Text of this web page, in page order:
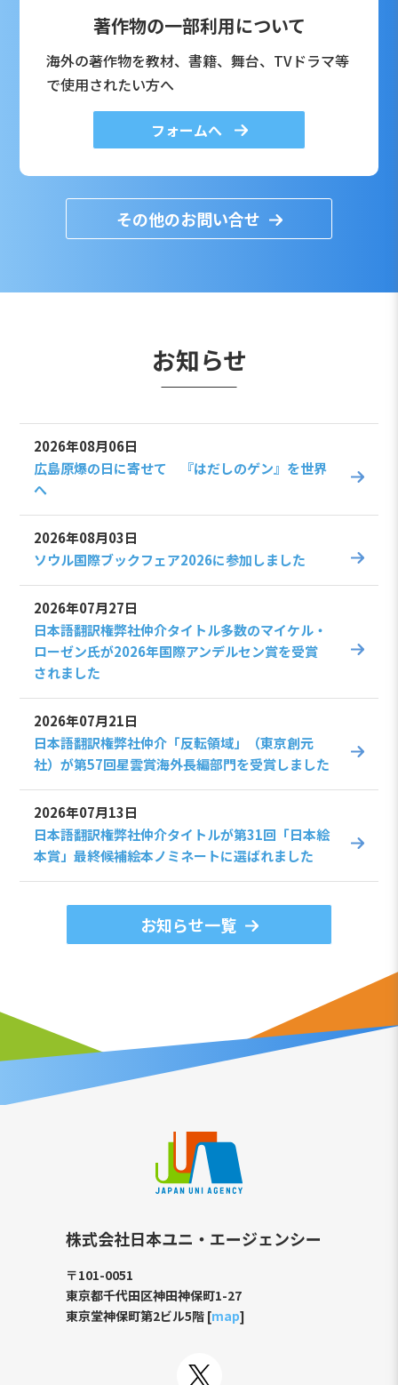
著作物の一部利用について
海外の著作物を教材、書籍、舞台、TVドラマ等
で使用されたい方へ
フォームへ
その他のお問い合せ
お知らせ
2026年08月06日
広島原爆の日に寄せて 『はだしのゲン』を世界
へ
2026年08月03日
ソウル国際ブックフェア2026に参加しました
2026年07月27日
日本語翻訳権弊社仲介タイトル多数のマイケル・
ローゼン氏が2026年国際アンデルセン賞を受賞
されました
2026年07月21日
日本語翻訳権弊社仲介「反転領域」（東京創元
社）が第57回星雲賞海外長編部門を受賞しました
2026年07月13日
日本語翻訳権弊社仲介タイトルが第31回「日本絵
本賞」最終候補絵本ノミネートに選ばれました
お知らせ一覧
株式会社日本ユニ・エージェンシー
〒101-0051
東京都千代田区神田神保町1-27
東京堂神保町第2ビル5階 [map]